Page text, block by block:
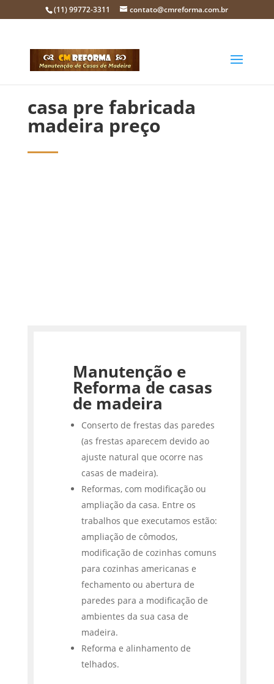
(11) 99772-3311 contato@cmreforma.com.br
casa pre fabricada
madeira preço
Manutenção e
Reforma de casas
de madeira
Conserto de frestas das paredes
(as frestas aparecem devido ao
ajuste natural que ocorre nas
casas de madeira).
Reformas, com modificação ou
ampliação da casa. Entre os
trabalhos que executamos estão:
ampliação de cômodos,
modificação de cozinhas comuns
para cozinhas americanas e
fechamento ou abertura de
paredes para a modificação de
ambientes da sua casa de
madeira.
Reforma e alinhamento de
telhados.